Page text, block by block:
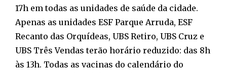
17h em todas as unidades de saúde da cidade.
Apenas as unidades ESF Parque Arruda, ESF
Recanto das Orquídeas, UBS Retiro, UBS Cruz e
UBS Três Vendas terão horário reduzido: das 8h
às 13h. Todas as vacinas do calendário do